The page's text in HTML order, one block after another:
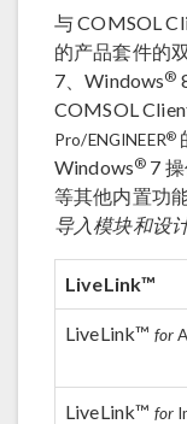
与 COMSOL
的产品套件的
7、Windows®
COMSOL
Pro/ENGINEER®
Windows® 7
等其他内置功
导入模块和设
LiveLink™
LiveLink™ for
LiveLink™ for